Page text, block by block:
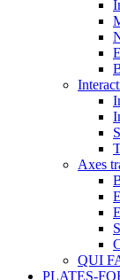
Axes
QUI
PLATES-